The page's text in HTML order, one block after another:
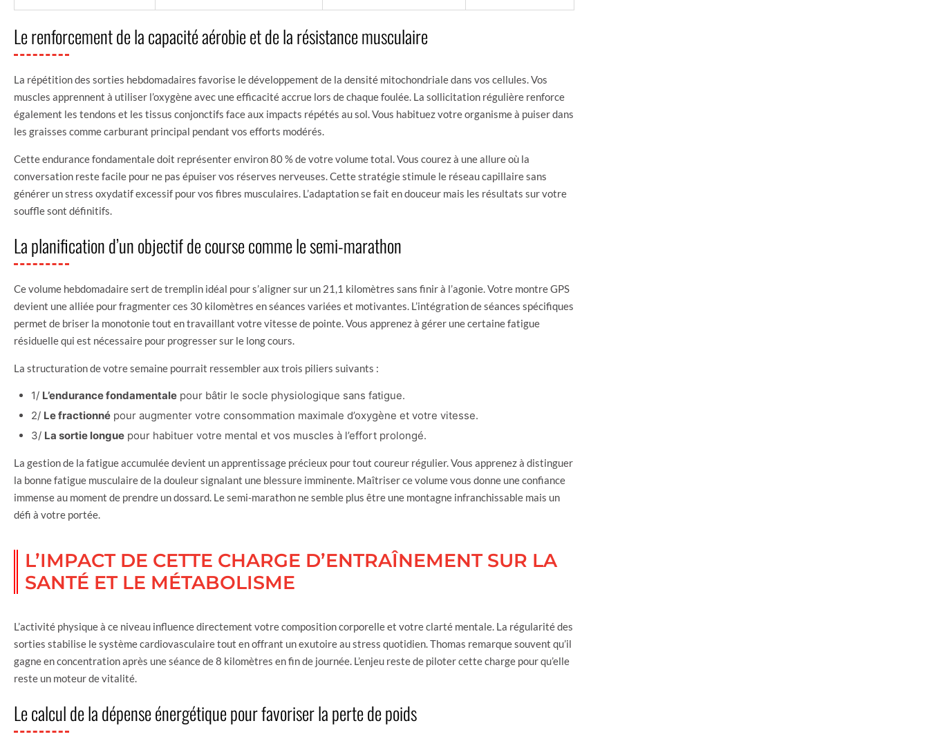
Le renforcement de la capacité aérobie et de la résistance musculaire
La répétition des sorties hebdomadaires favorise le développement de la densité mitochondriale dans vos cellules. Vos
muscles apprennent à utiliser l’oxygène avec une efficacité accrue lors de chaque foulée. La sollicitation régulière renforce
également les tendons et les tissus conjonctifs face aux impacts répétés au sol. Vous habituez votre organisme à puiser dans
les graisses comme carburant principal pendant vos efforts modérés.
Cette endurance fondamentale doit représenter environ 80 % de votre volume total. Vous courez à une allure où la
conversation reste facile pour ne pas épuiser vos réserves nerveuses. Cette stratégie stimule le réseau capillaire sans
générer un stress oxydatif excessif pour vos fibres musculaires. L’adaptation se fait en douceur mais les résultats sur votre
souffle sont définitifs.
La planification d’un objectif de course comme le semi-marathon
Ce volume hebdomadaire sert de tremplin idéal pour s’aligner sur un 21,1 kilomètres sans finir à l’agonie. Votre montre GPS
devient une alliée pour fragmenter ces 30 kilomètres en séances variées et motivantes. L’intégration de séances spécifiques
permet de briser la monotonie tout en travaillant votre vitesse de pointe. Vous apprenez à gérer une certaine fatigue
résiduelle qui est nécessaire pour progresser sur le long cours.
La structuration de votre semaine pourrait ressembler aux trois piliers suivants :
1/ L’endurance fondamentale pour bâtir le socle physiologique sans fatigue.
2/ Le fractionné pour augmenter votre consommation maximale d’oxygène et votre vitesse.
3/ La sortie longue pour habituer votre mental et vos muscles à l’effort prolongé.
La gestion de la fatigue accumulée devient un apprentissage précieux pour tout coureur régulier. Vous apprenez à distinguer
la bonne fatigue musculaire de la douleur signalant une blessure imminente. Maîtriser ce volume vous donne une confiance
immense au moment de prendre un dossard. Le semi-marathon ne semble plus être une montagne infranchissable mais un
défi à votre portée.
L’IMPACT DE CETTE CHARGE D’ENTRAÎNEMENT SUR LA
SANTÉ ET LE MÉTABOLISME
L’activité physique à ce niveau influence directement votre composition corporelle et votre clarté mentale. La régularité des
sorties stabilise le système cardiovasculaire tout en offrant un exutoire au stress quotidien. Thomas remarque souvent qu’il
gagne en concentration après une séance de 8 kilomètres en fin de journée. L’enjeu reste de piloter cette charge pour qu’elle
reste un moteur de vitalité.
Le calcul de la dépense énergétique pour favoriser la perte de poids